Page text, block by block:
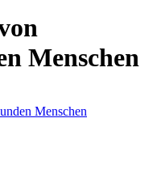
Menschen